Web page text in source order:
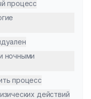
процесс
ночными
процесс
действий